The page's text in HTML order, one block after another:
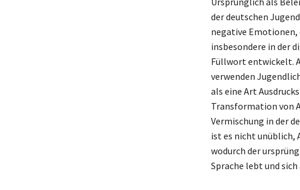
der deutschen
negative Emotionen,
insbesondere in der
Füllwort entwickelt.
verwenden
als eine Art
Transformation von
Vermischung in der
ist es nicht unüblich,
wodurch der
Sprache lebt und